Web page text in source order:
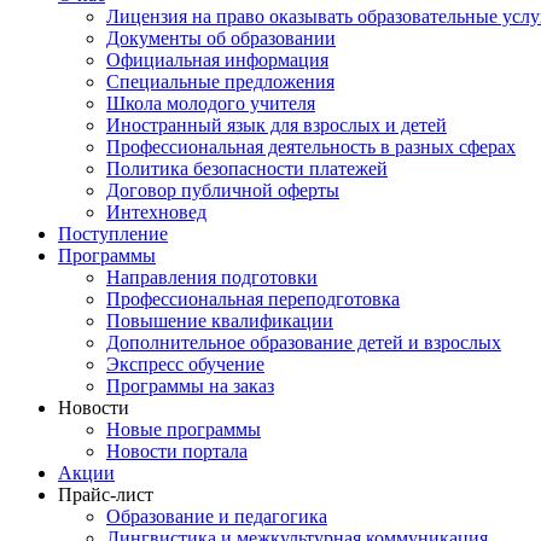
Лицензия на право оказывать образовательные
Документы об образовании
Официальная информация
Специальные предложения
Школа молодого учителя
Иностранный язык для взрослых и детей
Профессиональная деятельность в разных сферах
Политика безопасности платежей
Договор публичной оферты
Интехновед
Поступление
Программы
Направления подготовки
Профессиональная переподготовка
Повышение квалификации
Дополнительное образование детей и взрослых
Экспресс обучение
Программы на заказ
Новости
Новые программы
Новости портала
Акции
Прайс-лист
Образование и педагогика